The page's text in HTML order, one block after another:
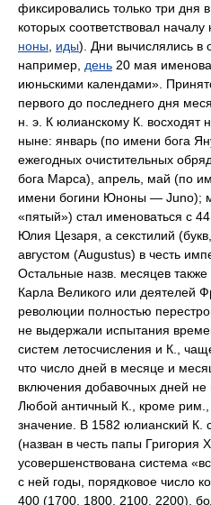
фиксировались только три дня
которых соответствовал
ноны
иды). Дни вычислялись в
например, день 20 мая
июньскими календами».
первого до последнего дня
н. э. К юлианскому К. восходят
ныне: январь (по имени бога
ежегодных очистительных
бога Марса), апрель, май (по
имени богини Юноны — Juno);
«пятый») стал именоваться с
Юлия Цезаря, а секстилий
августом (Augustus) в честь
Остальные назв. месяцев
Карла Великого или деятелей
революции полностью
не выдержали испытания
систем летосчисления и К.,
что число дней в месяце и
включения добавочных дней не
Любой античный К., кроме
значение. В 1582 юлианский К.
(назван в честь папы Григория
усовершенствована система
с ней годы, порядковое число
400 (1700, 1800, 2100, 2200),